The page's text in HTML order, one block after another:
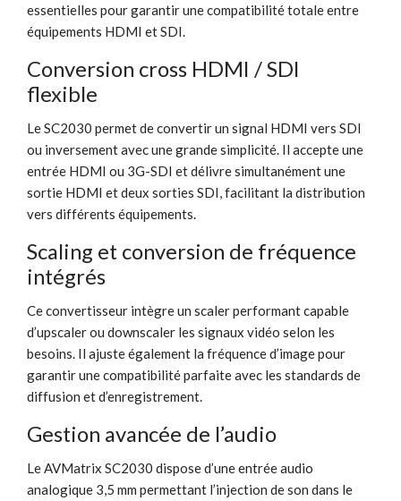
essentielles pour garantir une compatibilité totale entre
équipements HDMI et SDI.
Conversion cross HDMI / SDI
flexible
Le SC2030 permet de convertir un signal HDMI vers SDI
ou inversement avec une grande simplicité. Il accepte une
entrée HDMI ou 3G-SDI et délivre simultanément une
sortie HDMI et deux sorties SDI, facilitant la distribution
vers différents équipements.
Scaling et conversion de fréquence
intégrés
Ce convertisseur intègre un scaler performant capable
d’upscaler ou downscaler les signaux vidéo selon les
besoins. Il ajuste également la fréquence d’image pour
garantir une compatibilité parfaite avec les standards de
diffusion et d’enregistrement.
Gestion avancée de l’audio
Le AVMatrix SC2030 dispose d’une entrée audio
analogique 3,5 mm permettant l’injection de son dans le